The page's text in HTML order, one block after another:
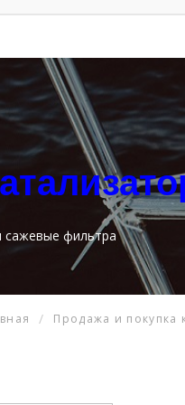
сажевые фильтра
Продажа и покупка